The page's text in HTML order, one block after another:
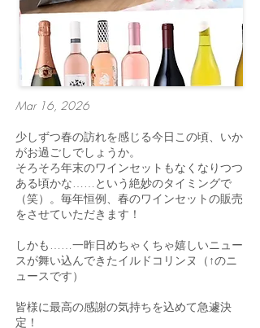
Mar 16, 2026
少しずつ春の訪れを感じる今日この頃、いか
がお過ごしでしょうか。
そろそろ年末のワインセットもなくなりつつ
ある頃かな……という絶妙のタイミングで
（笑）。毎年恒例、春のワインセットの販売
をさせていただきます！
しかも……一昨日めちゃくちゃ嬉しいニュー
スが舞い込んできたイルドコリンヌ（↑のニ
ュースです）
皆様に最高の感謝の気持ちを込めて急遽決
定！